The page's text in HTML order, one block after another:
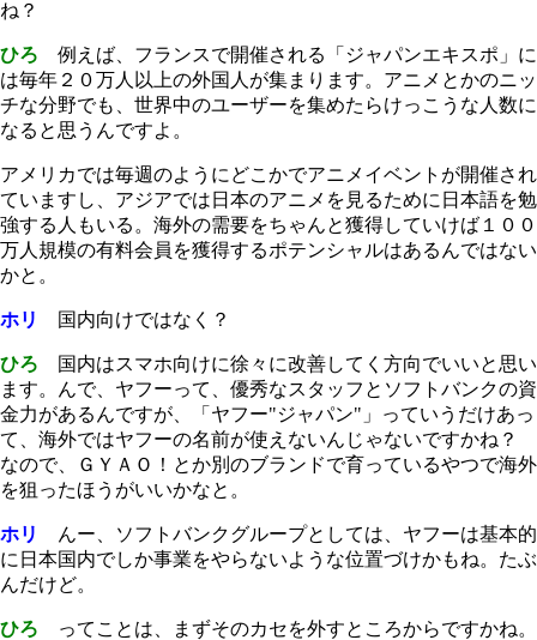
ね？
ひろ 例えば、フランスで開催される「ジャパンエキスポ」に
は毎年２０万人以上の外国人が集まります。アニメとかのニッ
チな分野でも、世界中のユーザーを集めたらけっこうな人数に
なると思うんですよ。
アメリカでは毎週のようにどこかでアニメイベントが開催され
ていますし、アジアでは日本のアニメを見るために日本語を勉
強する人もいる。海外の需要をちゃんと獲得していけば１００
万人規模の有料会員を獲得するポテンシャルはあるんではない
かと。
ホリ 国内向けではなく？
ひろ 国内はスマホ向けに徐々に改善してく方向でいいと思い
ます。んで、ヤフーって、優秀なスタッフとソフトバンクの資
金力があるんですが、「ヤフー"ジャパン"」っていうだけあっ
て、海外ではヤフーの名前が使えないんじゃないですかね？
なので、ＧＹＡＯ！とか別のブランドで育っているやつで海外
を狙ったほうがいいかなと。
ホリ
んー、ソフトバンクグループとしては、ヤフーは基本的
に日本国内でしか事業をやらないような位置づけかもね。たぶ
んだけど。
ひろ ってことは、まずそのカセを外すところからですかね。